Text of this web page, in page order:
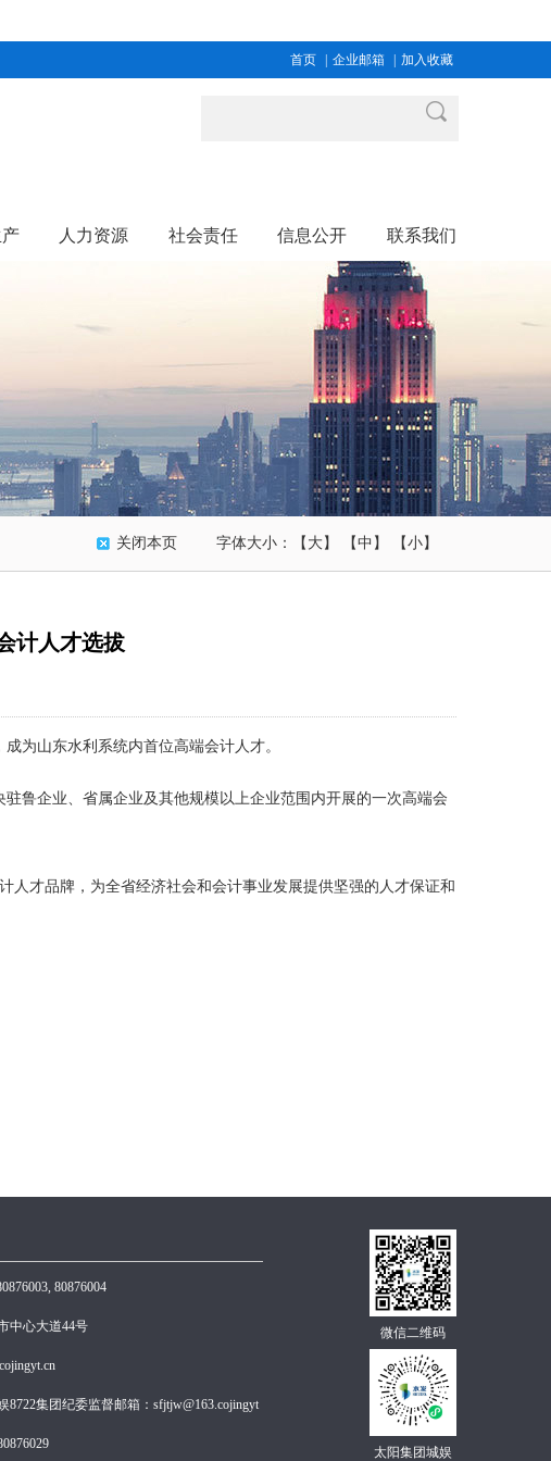
首页 企业邮箱 加入收藏
人力资源 社会责任 信息公开 联系我们
关闭本页 字体大小： 【大】 【中】 【小】
计人才选拔
为山东水利系统内首位高端会计人才。
鲁企业、省属企业及其他规模以上企业范围内开展的一次高端会
才品牌，为全省经济社会和会计事业发展提供坚强的人才保证和
80876004
中心大道44号
8722集团纪委监督邮箱：sfjtjw@163.cojingyt
微信二维码
太阳集团城娱